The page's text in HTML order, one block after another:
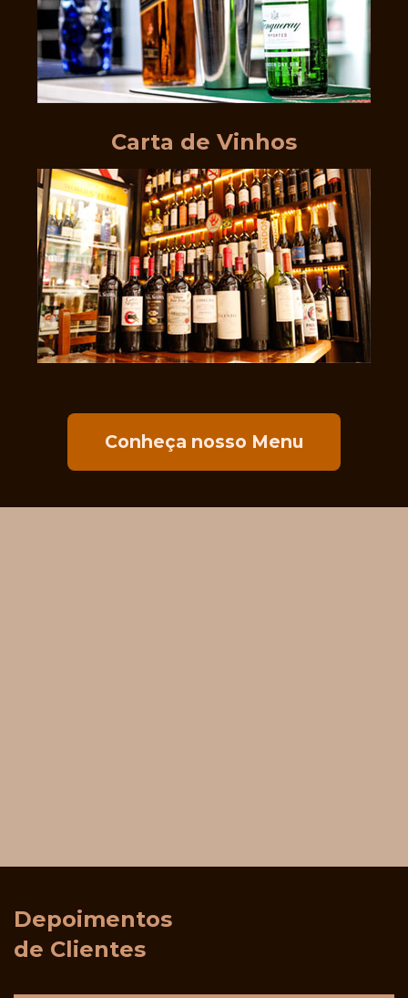
Carta de Vinhos
Conheça nosso Menu
Depoimentos
de Clientes